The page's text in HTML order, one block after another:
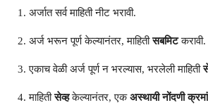
अर्जात सर्व माहिती नीट भरावी.
अर्ज भरून पूर्ण केल्यानंतर, माहितीसबमिटकरावी.
एकाच वेळी अर्ज पूर्ण न भरल्यास, भरलेली माहिती
माहितीसेव्हकेल्यानंतर, एकअस्थायी नोंदणी